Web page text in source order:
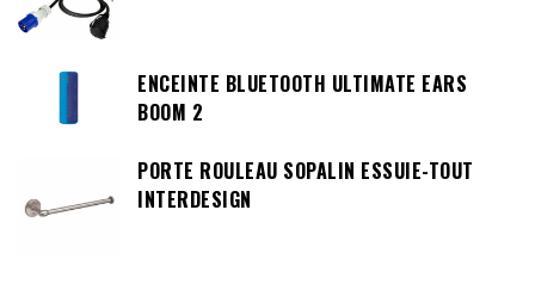
ENCEINTE BLUETOOTH ULTIMATE EARS
BOOM 2
PORTE ROULEAU SOPALIN ESSUIE-TOUT
INTERDESIGN